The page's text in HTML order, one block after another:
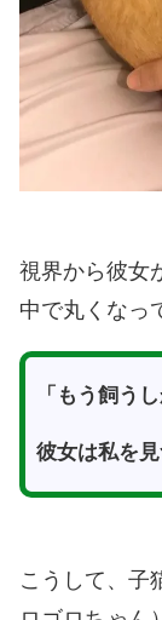
視界から彼女
中で丸くなっ
「もう飼う
彼女は私を
こうして、子